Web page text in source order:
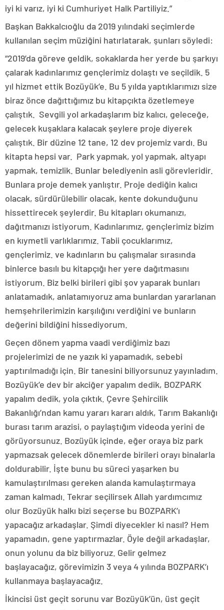
iyi ki varız, iyi ki Cumhuriyet Halk Partiliyiz.”
Başkan Bakkalcıoğlu da 2019 yılındaki seçimlerde
kullanılan seçim müziğini hatırlatarak, şunları söyledi:
“2019’da göreve geldik, sokaklarda her yerde bu şarkıyı
çalarak kadınlarımız gençlerimiz dolaştı ve seçildik. 5
yıl hizmet ettik Bozüyük’e. Bu 5 yılda yaptıklarımızı size
biraz önce dağıttığımız bu kitapçıkta özetlemeye
çalıştık. Sevgili yol arkadaşlarım biz kalıcı, geleceğe,
gelecek kuşaklara kalacak şeylere proje diyerek
çalıştık. Bir düzine 12 tane, 12 dev projemiz vardı. Bu
kitapta hepsi var. Park yapmak, yol yapmak, altyapı
yapmak, temizlik. Bunlar belediyenin asli görevleridir.
Bunlara proje demek yanlıştır. Proje dediğin kalıcı
olacak, sürdürülebilir olacak, kente dokunduğunu
hissettirecek şeylerdir. Bu kitapları okumanızı,
dağıtmanızı istiyorum. Kadınlarımız, gençlerimiz bizim
en kıymetli varlıklarımız. Tabii çocuklarımız,
gençlerimiz. ve kadınların bu çalışmalar sırasında
binlerce basılı bu kitapçığı her yere dağıtmasını
istiyorum. Biz belki birileri gibi şov yaparak bunları
anlatamadık, anlatamıyoruz ama bunlardan yararlanan
hemşehrilerimizin karşılığını verdiğini ve bunların
değerini bildiğini hissediyorum.
Geçen dönem yapma vaadi verdiğimiz bazı
projelerimizi de ne yazık ki yapamadık, sebebi
yaptırılmadığı için. Bir tanesini biliyorsunuz yayınladım.
Bozüyük’e dev bir akciğer yapalım dedik, BOZPARK
yapalım dedik, yola çıktık. Çevre Şehircilik
Bakanlığı’ndan kamu yararı kararı aldık, Tarım Bakanlığı
burası tarım arazisi, o paylaştığım videoda yerini de
görüyorsunuz. Bozüyük içinde, eğer oraya biz park
yapmazsak gelecek dönemlerde birileri orayı binalarla
doldurabilir. İşte bunu bu süreci yaşarken bu
kamulaştırılması gereken alanda kamulaştırmaya
zaman kalmadı. Tekrar seçilirsek Allah yardımcımız
olur Bozüyük halkı bizi seçerse bu BOZPARK’ı
yapacağız arkadaşlar. Şimdi diyecekler ki nasıl? Hem
yapamadın, gene yaptırmazlar. Öyle değil arkadaşlar,
onun yolunu da biz biliyoruz. Gelir gelmez
başlayacağız, görevimizin 3 veya 4 yılında BOZPARK’ı
kullanmaya başlayacağız.
İkincisi üst geçit sorunu var Bozüyük’ün, üst geçit